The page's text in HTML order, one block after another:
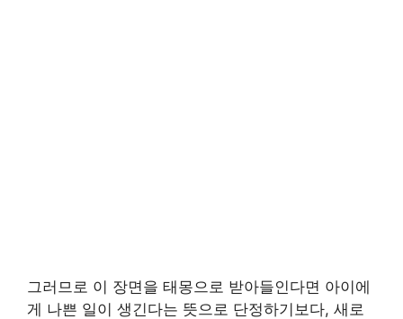
그러므로 이 장면을 태몽으로 받아들인다면 아이에
게 나쁜 일이 생긴다는 뜻으로 단정하기보다, 새로